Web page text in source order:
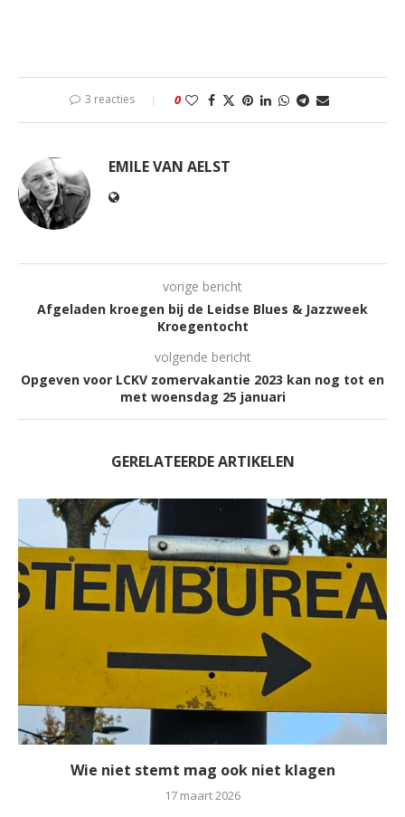
3 reacties 0
EMILE VAN AELST
vorige bericht
Afgeladen kroegen bij de Leidse Blues & Jazzweek
Kroegentocht
volgende bericht
Opgeven voor LCKV zomervakantie 2023 kan nog tot en
met woensdag 25 januari
GERELATEERDE ARTIKELEN
Wie niet stemt mag ook niet klagen
17 maart 2026